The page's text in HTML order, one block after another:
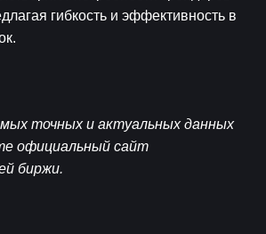
гибкость и эффективность в
точных и актуальных данных
официальный сайт
биржи.